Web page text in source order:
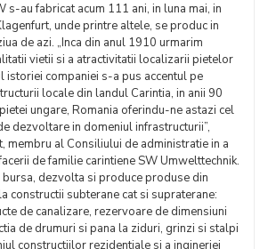
s-au fabricat acum 111 ani, in luna mai, in
unde printre altele, se produc in
de azi. „Inca din anul 1910 urmarim
vietii si a atractivitatii localizarii pietelor
istoriei companiei s-a pus accentul pe
locale din landul Carintia, in anii 90
ungare, Romania oferindu-ne astazi cel
dezvoltare in domeniul infrastructurii”,
membru al Consiliului de administratie in a
de familie carintiene SW Umwelttechnik.
bursa, dezvolta si produce produse din
constructii subterane cat si supraterane:
de canalizare, rezervoare de dimensiuni
de drumuri si pana la ziduri, grinzi si stalpi
constructiilor rezidentiale si a ingineriei